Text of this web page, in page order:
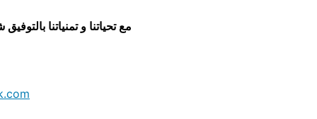
مع تحياتنا و تمنياتنا